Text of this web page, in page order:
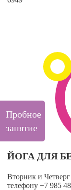
Пробное
занятие
ЙОГА ДЛЯ
Вторник и
телефону +7 985